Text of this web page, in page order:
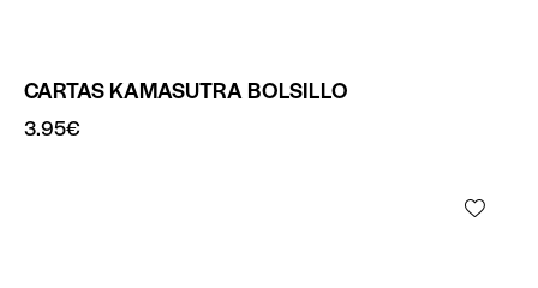
CARTAS KAMASUTRA BOLSILLO
3.95€